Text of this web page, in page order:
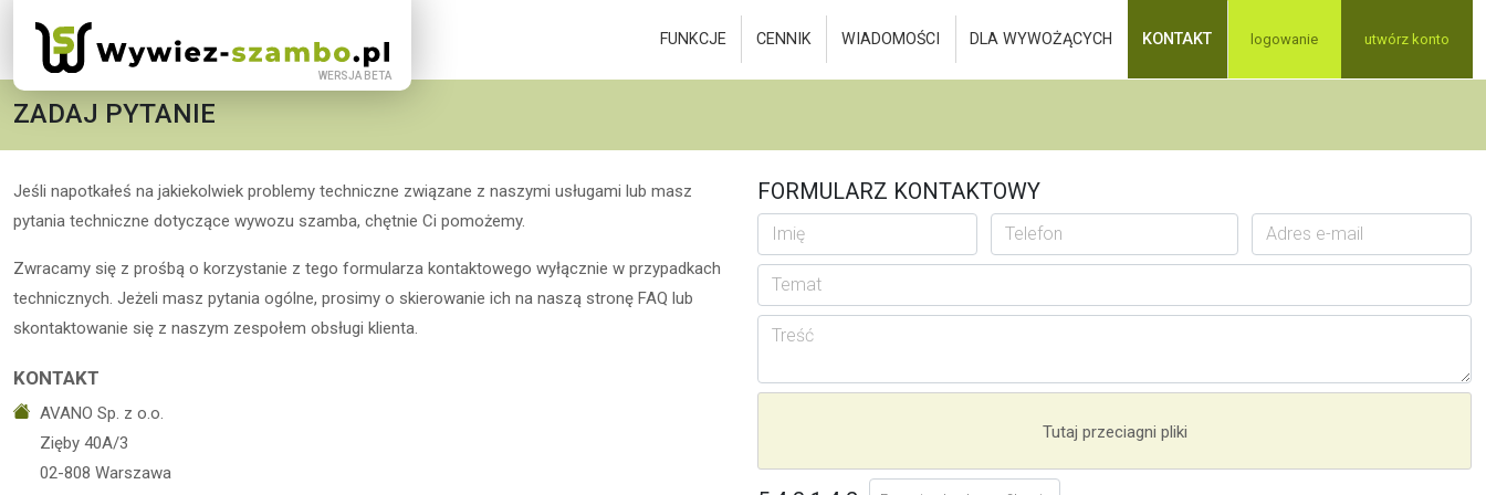
FUNKCJE CENNIK WIADOMOŚCI DLA WYWOŻĄCYCH KONTAKT logowanie utwórz konto
ZADAJ PYTANIE
Jeśli napotkałeś na jakiekolwiek problemy techniczne związane z naszymi usługami lub masz
pytania techniczne dotyczące wywozu szamba, chętnie Ci pomożemy.
Zwracamy się z prośbą o korzystanie z tego formularza kontaktowego wyłącznie w przypadkach
technicznych. Jeżeli masz pytania ogólne, prosimy o skierowanie ich na naszą stronę FAQ lub
skontaktowanie się z naszym zespołem obsługi klienta.
KONTAKT
AVANO Sp. z o.o.
Zięby 40A/3
02-808 Warszawa
FORMULARZ KONTAKTOWY
Tutaj przeciagni pliki